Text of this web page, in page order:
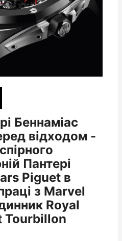
Беннаміас
відходом -
Пантері
Piguet в
з Marvel
Royal
Tourbillon